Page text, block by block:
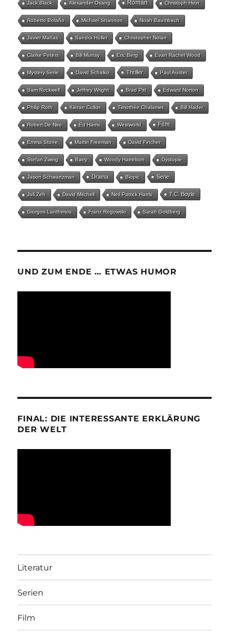
Jack Black Alexander Osang Roman Christoph Hein
Roberto Bolaño Michael Shannon Noah Baumbach
Javier Marías Sandra Hüller Christopher Nolan
Clarke Peters Bill Murray Eric Berg Evan Rachel Wood
Mystery-Serie David Schalko Thriller Paul Auster
Sam Rockwell Jeffrey Wright Brad Pitt Edward Norton
Philip Roth Kieran Culkin Timothée Chalamet Bill Hader
Robert De Niro Ed Harris Westworld Film
Emma Stone Martin Freeman David Fincher
Stefan Zweig Barry Woody Harrelson Dystopie
Jason Schwartzman Drama Biopic Serie
Juli Zeh David Mitchell Neil Patrick Harris T.C. Boyle
Giorgos Lanthimos Franz Rogowski Sarah Goldberg
UND ZUM ENDE … ETWAS HUMOR
FINAL: DIE INTERESSANTE ERKLÄRUNG
DER WELT
Literatur
Serien
Film